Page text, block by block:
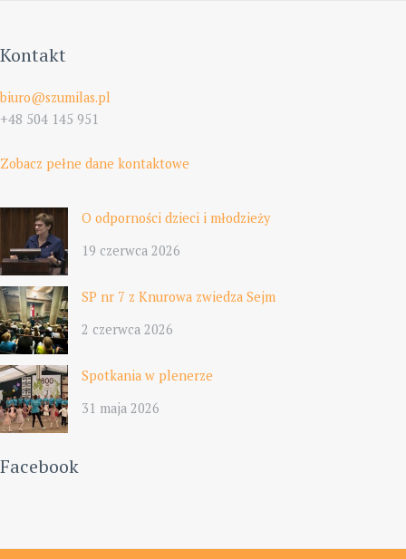
Kontakt
biuro@szumilas.pl
+48 504 145 951
Zobacz pełne dane kontaktowe
O odporności dzieci i młodzieży
19 czerwca 2026
SP nr 7 z Knurowa zwiedza Sejm
2 czerwca 2026
Spotkania w plenerze
31 maja 2026
Facebook